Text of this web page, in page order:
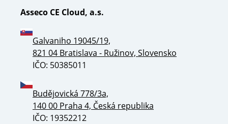
Asseco CE Cloud, a.s.
Galvaniho 19045/19,
821 04 Bratislava - Ružinov, Slovensko
IČO: 50385011
Budějovická 778/3a,
140 00 Praha 4, Česká republika
IČO: 19352212